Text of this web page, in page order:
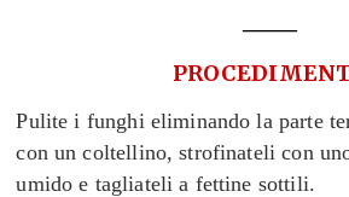
Pulite i funghi eliminando la parte
con un coltellino, strofinateli con
umido e tagliateli a fettine sottili.